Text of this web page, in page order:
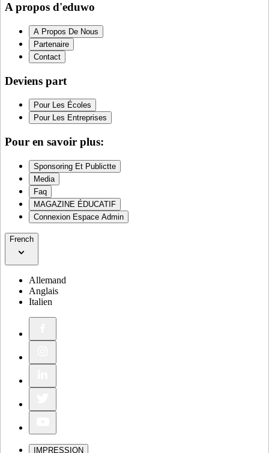
A propos d'eduwo
A Propos De Nous
Partenaire
Contact
Deviens part
Pour Les Écoles
Pour Les Entreprises
Pour en savoir plus:
Sponsoring Et Publictte
Media
Faq
MAGAZINE ÉDUCATIF
Connexion Espace Admin
French
Allemand
Anglais
Italien
IMPRESSION